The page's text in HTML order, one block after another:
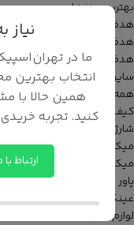
نیاز
ما در
انتخاب بهترین
همین حالا با
کنید. تجربه
ارتباط
بهترین برندها
هدفون JBL
هدفون Bose
هدفون Anker
سایر محصولات
همه موارد این دسته
کیف و کاور
شارژر
میکروفون
میکسر و کارت صدا
پاور بانک
عینک هوشمند
لوازم جانبی